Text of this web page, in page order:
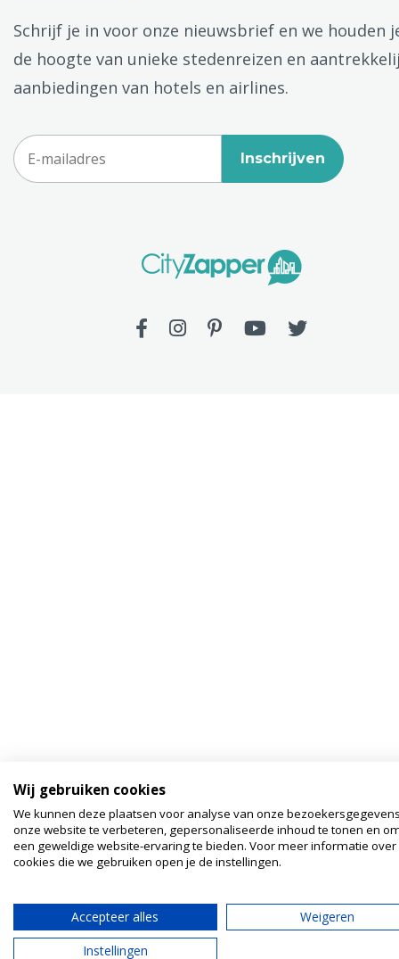
Schrijf je in voor onze nieuwsbrief en we houden
de hoogte van unieke stedenreizen en
aanbiedingen van hotels en airlines.
Inschrijven
Wij gebruiken cookies
We kunnen deze plaatsen voor analyse van onze
onze website te verbeteren, gepersonaliseerde inhoud te tonen en
een geweldige website-ervaring te bieden. Voor meer informatie over
cookies die we gebruiken open je de instellingen.
Accepteer alles
Weigeren
Instellingen